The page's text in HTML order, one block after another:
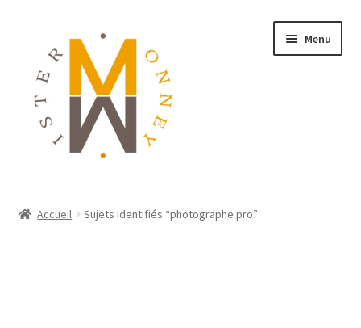
Menu
Accueil Sujets identifiés “photographe pro”